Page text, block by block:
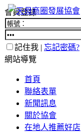
會員登錄
記住我 | 忘記密碼?
網站導覽
首頁
聯絡表單
新聞訊息
關於協會
在地人推薦好店